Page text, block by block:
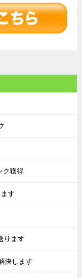
ク獲得
す
ります
決します